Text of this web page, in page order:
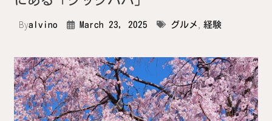
Byalvino March 23, 2025 グルメ , 経験